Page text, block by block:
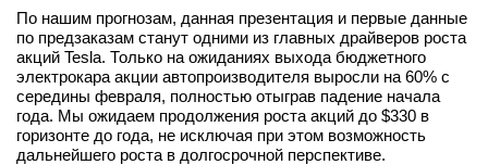
По нашим прогнозам, данная презентация и первые данные
по предзаказам станут одними из главных драйверов роста
акций Tesla. Только на ожиданиях выхода бюджетного
электрокара акции автопроизводителя выросли на 60% с
середины февраля, полностью отыграв падение начала
года. Мы ожидаем продолжения роста акций до $330 в
горизонте до года, не исключая при этом возможность
дальнейшего роста в долгосрочной перспективе.